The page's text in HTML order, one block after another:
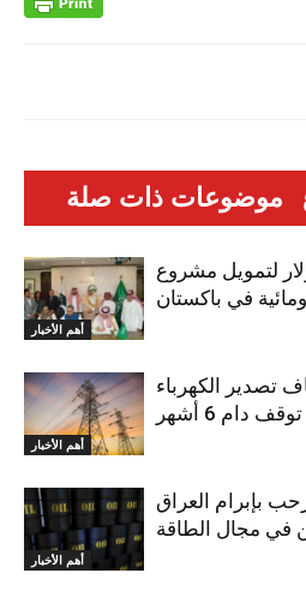
موضوعات ذات صلة
أهم الأخبار
مليون دولار لتمويل مشروع
في باكستان
أهم الأخبار
تصدير الكهرباء
دام 6 أشهر
أهم الأخبار
بإبرام العراق
في مجال الطاقة